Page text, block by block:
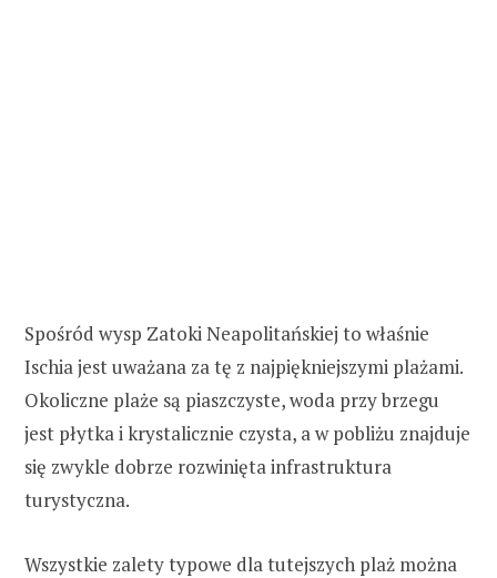
Spośród wysp Zatoki Neapolitańskiej to właśnie
Ischia jest uważana za tę z najpiękniejszymi plażami.
Okoliczne plaże są piaszczyste, woda przy brzegu
jest płytka i krystalicznie czysta, a w pobliżu znajduje
się zwykle dobrze rozwinięta infrastruktura
turystyczna.
Wszystkie zalety typowe dla tutejszych plaż można